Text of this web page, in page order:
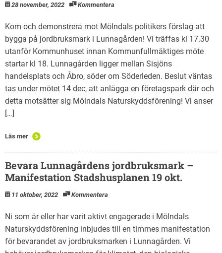
28 november, 2022 Kommentera
Kom och demonstrera mot Mölndals politikers förslag att
bygga på jordbruksmark i Lunnagården! Vi träffas kl 17.30
utanför Kommunhuset innan Kommunfullmäktiges möte
startar kl 18. Lunnagården ligger mellan Sisjöns
handelsplats och Åbro, söder om Söderleden. Beslut väntas
tas under mötet 14 dec, att anlägga en företagspark där och
detta motsätter sig Mölndals Naturskyddsförening! Vi anser
[…]
Läs mer
Bevara Lunnagårdens jordbruksmark –
Manifestation Stadshusplanen 19 okt.
11 oktober, 2022 Kommentera
Ni som är eller har varit aktivt engagerade i Mölndals
Naturskyddsförening inbjudes till en timmes manifestation
för bevarandet av jordbruksmarken i Lunnagården. Vi